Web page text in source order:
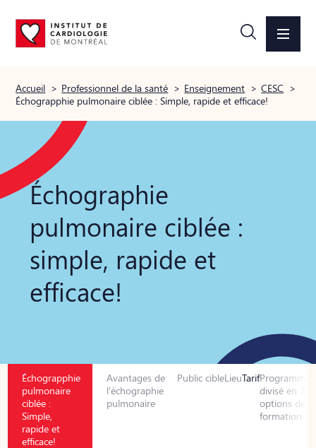
Accueil > Professionnel de la santé > Enseignement > CESC >
Échograpphie pulmonaire ciblée : Simple, rapide et efficace!
Échographie
pulmonaire ciblée :
simple, rapide et
efficace!
Échograpphie
pulmonaire
ciblée :
Simple,
rapide et
efficace!
Avantages de
l'échographie
pulmonaire
Public cibleLieuTarifProgramme
divisé en 3
options de
formation